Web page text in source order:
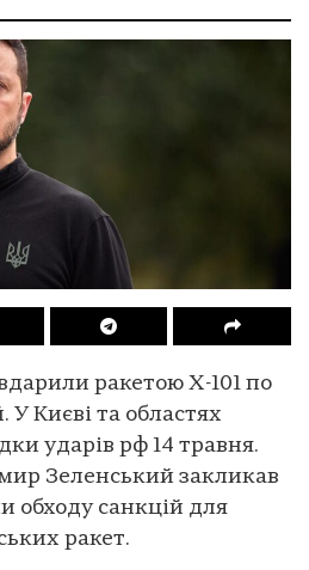
ракетою Х-101 по
У Києві та областях
ударів рф 14 травня.
Зеленський закликав
обходу санкцій для
ракет.